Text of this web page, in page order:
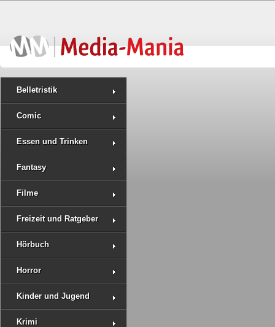
Belletristik
Comic
Essen und Trinken
Fantasy
Filme
Freizeit und Ratgeber
Hörbuch
Horror
Kinder und Jugend
Krimi